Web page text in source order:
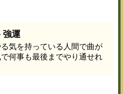
強運
気を持っている人間で曲が
何事も最後までやり通せれ